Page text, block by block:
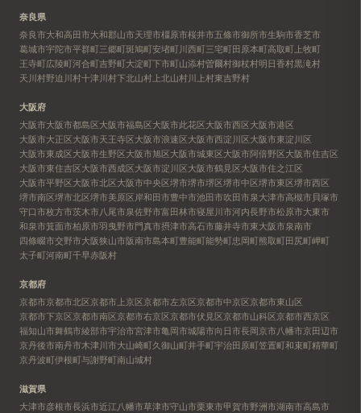
奈良県
奈良市大和高田市大和郡山市天理市橿原市桜井市五條市御所市生駒市香芝市
葛城市宇陀市平群町三郷町斑鳩町安堵町川西町三宅町田原本町高取町 上牧町
王寺町広陵町河合町吉野町大淀町下市町山添村曽爾村御杖村明日香村黒滝村
天川村野迫川村十津川村下北山村 上北山村川上村東吉野村
大阪府
大阪市大阪市都島区大阪市福島区大阪市此花区大阪市西区大阪市港区
大阪市大正区大阪市天王寺区大阪市浪速区大阪市西淀川区大阪市東淀川区
大阪市東成区大阪市生野区大阪市旭区大阪市城東区大阪市阿倍野区大阪市住吉区
大阪市東住吉区大阪市西成区大阪市淀川区大阪市鶴見区大阪市住之江区
大阪市平野区大阪市北区大阪市中央区堺市堺市堺区堺市中区堺市東区堺市西区
堺市南区堺市北区堺市美原区岸和田市豊中市池田市吹田市泉大津市高槻市 貝塚市
守口市枚方市茨木市八尾市泉佐野市富田林市寝屋川市河内長野市松原市大東市
和泉市箕面市柏原市羽曳野市門真市摂津市高石市藤井寺市東大阪市泉南市
四條畷市交野市大阪狭山市阪南市島本町豊能町能勢町忠岡町熊取町田尻町岬町
太子町河南町千早赤阪村
京都府
京都市京都市北区京都市上京区京都市左京区京都市中京区京都市東山区
京都市下京区京都市南区京都市右京区京都市伏見区京都市山科区京都市西京区
福知山市舞鶴市綾部市宇治市宮津市亀岡市城陽市向日市長岡京市八幡市京田辺市
京丹後市南丹市木津川市大山崎町久御山町井手町宇治田原町笠置町和束町精華町
京丹波町伊根町与謝野町南山城村
滋賀県
大津市彦根市長浜市近江八幡市草津市守山市栗東市甲賀市野洲市湖南市高島市